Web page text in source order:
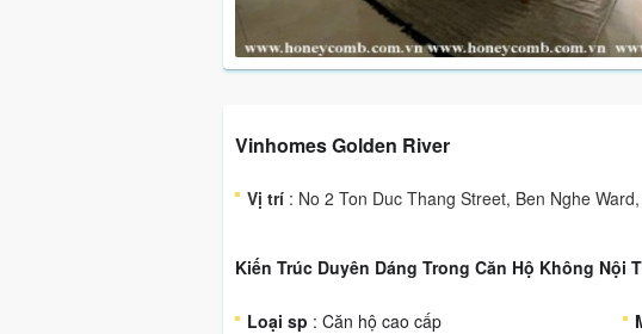
Vinhomes Golden River
Vị trí : No 2 Ton Duc Thang Street, Ben Nghe
Kiến Trúc Duyên Dáng Trong Căn Hộ Không Nội
Loại sp : Căn hộ cao cấp